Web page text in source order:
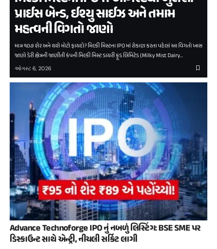
પ્રાઈસ બેન્ડ, ઈશ્યુ સાઈઝ અને તમામ
મહત્વની વિગતો જાણો
માત્ર ૧૦૭ શેર અને થશે મોટો ફાયદો? મિલ્કી મિસ્ટના IPO માં રોકાણ કરતા પહેલાં આ વિગતો ખાસ
જાણો ડેરી ક્ષેત્રની જાણીતી કંપની મિલ્કી મિસ્ટ ડાયરી ફૂડ લિમિટેડ (Milky Mist Dairy…
ઓગસ્ટ 6, 2026
Advance Technoforge IPO નું નબળું લિસ્ટિંગ: BSE SME પર
ડિસ્કાઉન્ટ સાથે એન્ટ્રી, નીચલી સર્કિટ લાગી